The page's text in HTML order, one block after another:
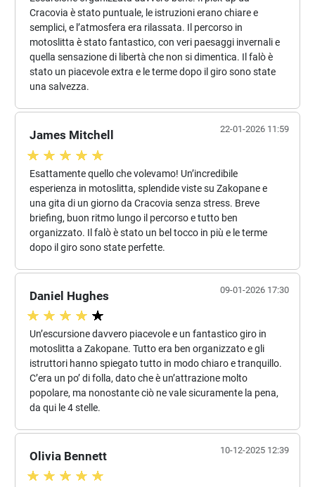
Cracovia è stato puntuale, le istruzioni erano chiare e
semplici, e l’atmosfera era rilassata. Il percorso in
motoslitta è stato fantastico, con veri paesaggi invernali e
quella sensazione di libertà che non si dimentica. Il falò è
stato un piacevole extra e le terme dopo il giro sono state
una salvezza.
James Mitchell 22-01-2026 11:59
Esattamente quello che volevamo! Un’incredibile
esperienza in motoslitta, splendide viste su Zakopane e
una gita di un giorno da Cracovia senza stress. Breve
briefing, buon ritmo lungo il percorso e tutto ben
organizzato. Il falò è stato un bel tocco in più e le terme
dopo il giro sono state perfette.
Daniel Hughes 09-01-2026 17:30
Un’escursione davvero piacevole e un fantastico giro in
motoslitta a Zakopane. Tutto era ben organizzato e gli
istruttori hanno spiegato tutto in modo chiaro e tranquillo.
C’era un po’ di folla, dato che è un’attrazione molto
popolare, ma nonostante ciò ne vale sicuramente la pena,
da qui le 4 stelle.
Olivia Bennett 10-12-2025 12:39